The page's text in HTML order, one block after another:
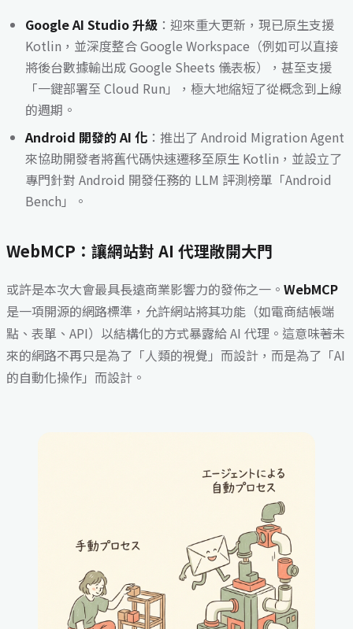
Google AI Studio 升級 ：迎來重大更新，現已原生支援
Kotlin，並深度整合 Google Workspace（例如可以直接
將後台數據輸出成 Google Sheets 儀表板），甚至支援
「一鍵部署至 Cloud Run」，極大地縮短了從概念到上線
的週期。
Android 開發的 AI 化 ：推出了 Android Migration Agent
來協助開發者將舊代碼快速遷移至原生 Kotlin，並設立了
專門針對 Android 開發任務的 LLM 評測榜單「Android
Bench」。
WebMCP：讓網站對 AI 代理敞開大門
或許是本次大會最具長遠商業影響力的發佈之一。 WebMCP
是一項開源的網路標準，允許網站將其功能（如電商結帳端
點、表單、API）以結構化的方式暴露給 AI 代理。這意味著未
來的網路不再只是為了「人類的視覺」而設計，而是為了「AI
的自動化操作」而設計。